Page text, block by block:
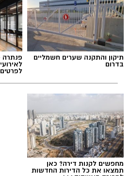
תיקון והתקנה שערים חשמליים
בדרום
פנתרה
מחפשים לקנות דירה? כאן
תמצאו את כל הדירות החדשות